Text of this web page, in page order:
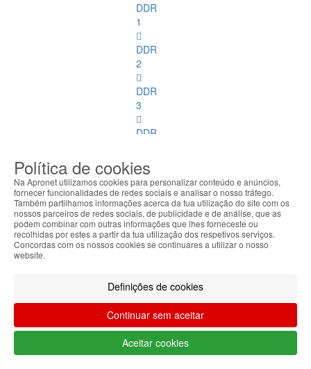
DDR
1
DDR
2
DDR
3
DDR
DDR
2
ECC
DDR
3
Memórias
SoDimm
Memórias
SoDimm
Ver
Política de cookies
Na Apronet utilizamos cookies para personalizar conteúdo e anúncios,
fornecer funcionalidades de redes sociais e analisar o nosso tráfego.
Também partilhamos informações acerca da tua utilização do site com os
nossos parceiros de redes sociais, de publicidade e de análise, que as
podem combinar com outras informações que lhes forneceste ou
recolhidas por estes a partir da tua utilização dos respetivos serviços.
Concordas com os nossos cookies se continuares a utilizar o nosso
website.
Definições de cookies
Continuar sem aceitar
Aceitar cookies